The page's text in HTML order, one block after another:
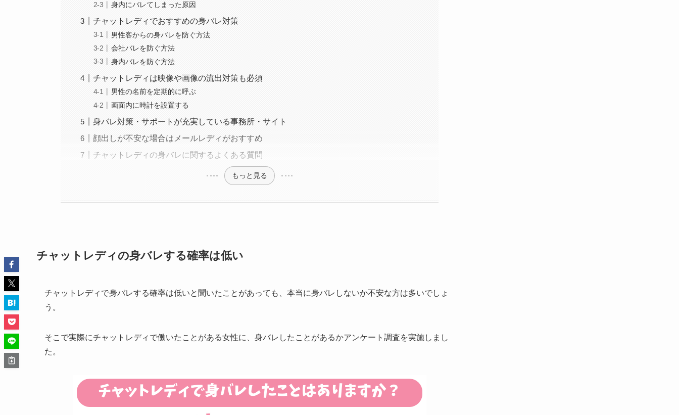
身内にバレてしまった原因
チャットレディでおすすめの身バレ対策
男性客からの身バレを防ぐ方法
会社バレを防ぐ方法
身内バレを防ぐ方法
チャットレディは映像や画像の流出対策も必須
男性の名前を定期的に呼ぶ
画面内に時計を設置する
身バレ対策・サポートが充実している事務所・サイト
顔出しが不安な場合はメールレディがおすすめ
チャットレディの身バレに関するよくある質問
もっと見る
チャットレディの身バレする確率は低い
チャットレディで身バレする確率は低いと聞いたことがあっても、本当に身バレしないか不安な方は多いでしょ
う。
そこで実際にチャットレディで働いたことがある女性に、身バレしたことがあるかアンケート調査を実施しまし
た。